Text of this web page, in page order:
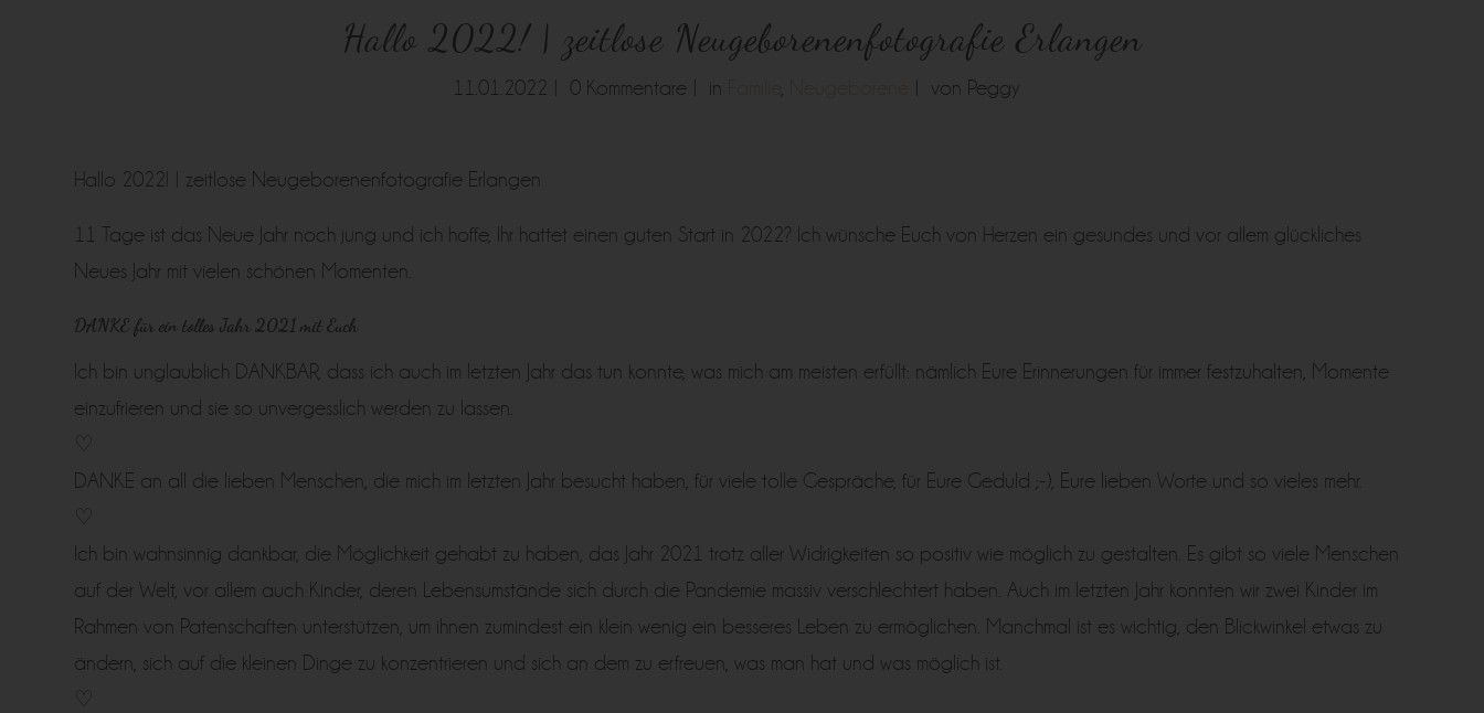
Hallo 2022! | zeitlose Neugeborenenfotografie Erlangen
11.01.2022 | 0 Kommentare | in , von Peggy
Hallo 2022! | zeitlose Neugeborenenfotografie Erlangen
11 Tage ist das Neue Jahr noch jung und ich hoffe, Ihr hattet einen guten Start in 2022? Ich wünsche Euch von Herzen ein gesundes und vor allem glückliches
Neues Jahr mit vielen schönen Momenten.
DANKE für ein tolles Jahr 2021 mit Euch
Ich bin unglaublich DANKBAR, dass ich auch im letzten Jahr das tun konnte, was mich am meisten erfüllt: nämlich Eure Erinnerungen für immer festzuhalten, Momente
einzufrieren und sie so unvergesslich werden zu lassen.
DANKE an all die lieben Menschen, die mich im letzten Jahr besucht haben, für viele tolle Gespräche, für Eure Geduld ;-), Eure lieben Worte und so vieles mehr.
Ich bin wahnsinnig dankbar, die Möglichkeit gehabt zu haben, das Jahr 2021 trotz aller Widrigkeiten so positiv wie möglich zu gestalten. Es gibt so viele Menschen
auf der Welt, vor allem auch Kinder, deren Lebensumstände sich durch die Pandemie massiv verschlechtert haben. Auch im letzten Jahr konnten wir zwei Kinder im
Rahmen von Patenschaften unterstützen, um ihnen zumindest ein klein wenig ein besseres Leben zu ermöglichen. Manchmal ist es wichtig, den Blickwinkel etwas zu
ändern, sich auf die kleinen Dinge zu konzentrieren und sich an dem zu erfreuen, was man hat und was möglich ist.